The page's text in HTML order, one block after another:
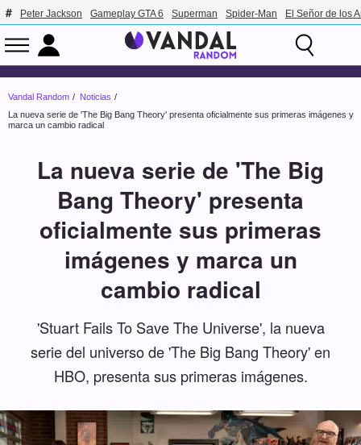
Peter Jackson Gameplay GTA 6 Superman Spider-Man El Señor de los
Vandal Random
Noticias
La nueva serie de 'The Big Bang Theory' presenta oficialmente sus primeras imágenes y
marca un cambio radical
La nueva serie de 'The Big
Bang Theory' presenta
oficialmente sus primeras
imágenes y marca un
cambio radical
'Stuart Fails To Save The Universe', la nueva
serie del universo de 'The Big Bang Theory' en
HBO, presenta sus primeras imágenes.